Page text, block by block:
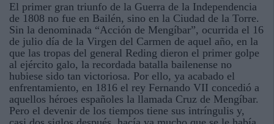
El primer gran triunfo de la Guerra de la Independencia
de 1808 no fue en Bailén, sino en la Ciudad de la Torre.
Sin la denominada “Acción de Mengíbar”, ocurrida el 16
de julio día de la Virgen del Carmen de aquel año, en la
que las tropas del general Reding dieron el primer golpe
al ejército galo, la recordada batalla bailenense no
hubiese sido tan victoriosa. Por ello, ya acabado el
enfrentamiento, en 1816 el rey Fernando VII concedió a
aquellos héroes españoles la llamada Cruz de Mengíbar.
Pero el devenir de los tiempos tiene sus intríngulis y,